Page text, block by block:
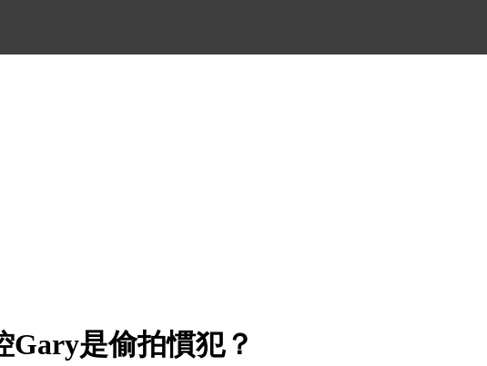
Gary是偷拍慣犯？